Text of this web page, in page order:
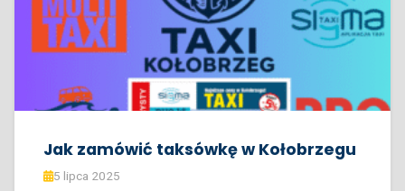
Jak zamówić taksówkę w Kołobrzegu
5 lipca 2025